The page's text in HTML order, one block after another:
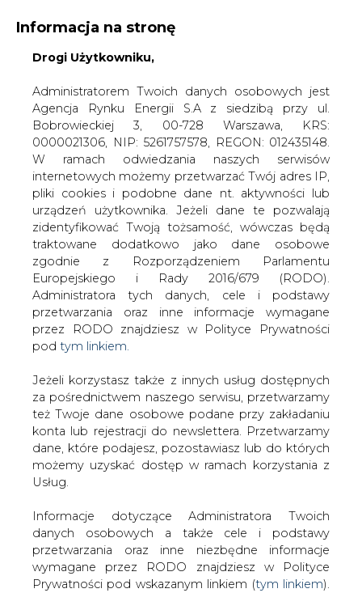
KONTAKT:
WYDAWCA PORTALU:
WYSOKI KONTRAST A A
ZALOGUJ SIĘ
WŁĄCZ CIRE.TV
Informacja na stronę
Drogi Użytkowniku,
Administratorem Twoich danych osobowych jest
Agencja Rynku Energii S.A z siedzibą przy ul.
Bobrowieckiej 3, 00-728 Warszawa, KRS:
0000021306, NIP: 5261757578, REGON: 012435148.
W ramach odwiedzania naszych serwisów
internetowych możemy przetwarzać Twój adres IP,
pliki cookies i podobne dane nt. aktywności lub
urządzeń użytkownika. Jeżeli dane te pozwalają
zidentyfikować Twoją tożsamość, wówczas będą
traktowane dodatkowo jako dane osobowe
zgodnie z Rozporządzeniem Parlamentu
Europejskiego i Rady 2016/679 (RODO).
Administratora tych danych, cele i podstawy
przetwarzania oraz inne informacje wymagane
przez RODO znajdziesz w Polityce Prywatności
pod tym linkiem.
Jeżeli korzystasz także z innych usług dostępnych
za pośrednictwem naszego serwisu, przetwarzamy
też Twoje dane osobowe podane przy zakładaniu
konta lub rejestracji do newslettera. Przetwarzamy
dane, które podajesz, pozostawiasz lub do których
możemy uzyskać dostęp w ramach korzystania z
Usług.
Informacje dotyczące Administratora Twoich
danych osobowych a także cele i podstawy
przetwarzania oraz inne niezbędne informacje
wymagane przez RODO znajdziesz w Polityce
Prywatności pod wskazanym linkiem (tym linkiem).
Strona główna CIEPŁOWNICTWO
Kurtyka: 80 proc.
gmin chce uczestniczyć w programie "Czyste
powietrze"
drukuj
skomentuj
udostępnij